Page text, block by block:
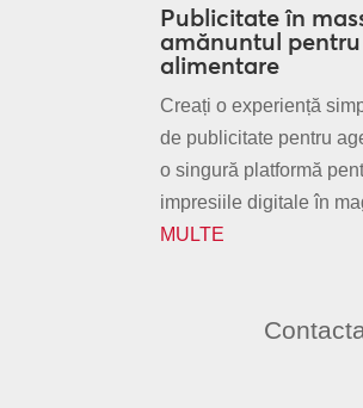
Publicitate în
amănuntul
alimentare
Creați o experiență
de publicitate pentru
o singură platformă
impresiile digitale în
MULTE